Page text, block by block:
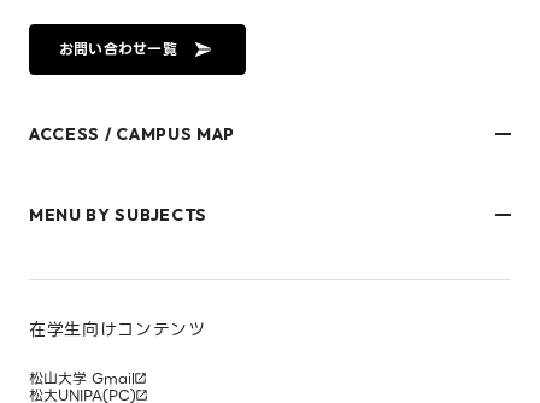
お問い合わせ一覧
ACCESS / CAMPUS MAP
御幸キャンパス(運動施設)
キャンパスマップ
MENU BY SUBJECTS
在学生・保護者のみなさま
研究者・企業のみなさま
在学生向けコンテンツ
松山大学 Gmail
松大UNIPA(PC)